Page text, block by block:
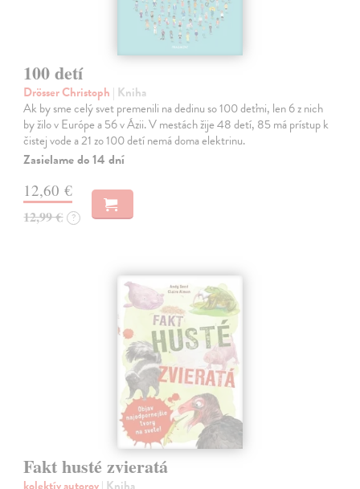
100 detí
Drösser Christoph | Kniha
Ak by sme celý svet premenili na dedinu so 100 deťmi, len 6 z nich
by žilo v Európe a 56 v Ázii. V mestách žije 48 detí, 85 má prístup k
čistej vode a 21 zo 100 detí nemá doma elektrinu.
Zasielame do 14 dní
12,60 €
12,99 € ?
Fakt husté zvieratá